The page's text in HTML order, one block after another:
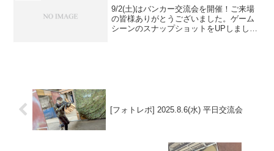
9/2(土)はバンカー交流会を開催！ご来場
の皆様ありがとうございました。ゲーム
シーンのスナップショットをUPしました
[フォトレポ] 2025.8.6(水) 平日交流会